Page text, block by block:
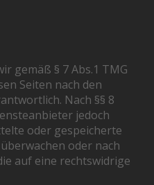
gemäß § 7 Abs.1 TMG
Seiten nach den
Nach §§ 8
jedoch
oder gespeicherte
oder nach
auf eine rechtswidrige